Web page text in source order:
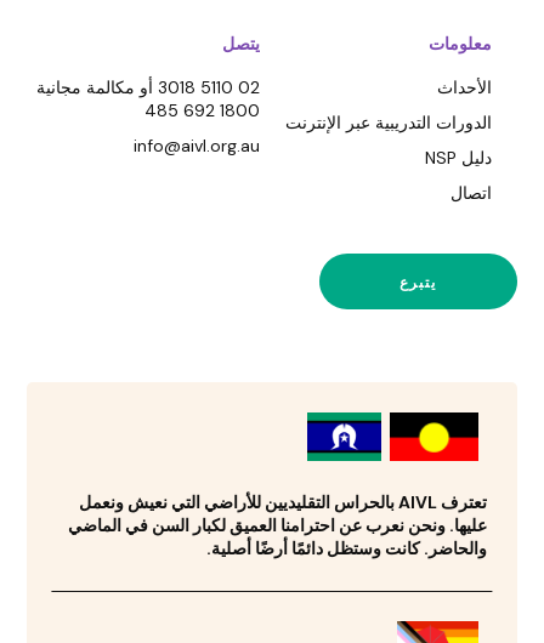
معلومات
الأحداث
الدورات التدريبية عبر الإنترنت
دليل NSP
اتصال
يتصل
02 5110 3018 أو مكالمة مجانية
1800 692 485
info@aivl.org.au
يتبرع
تعترف AIVL بالحراس التقليديين للأراضي التي نعيش ونعمل
عليها. ونحن نعرب عن احترامنا العميق لكبار السن في الماضي
والحاضر. كانت وستظل دائمًا أرضًا أصلية.